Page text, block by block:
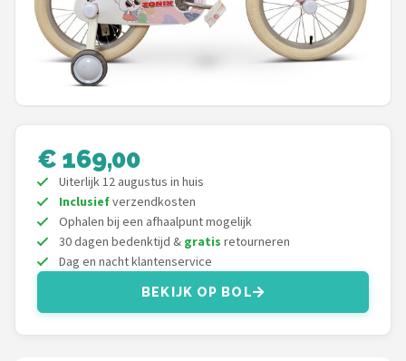
Basil
Volare
New Looxs
BBB Cycling
Schwalbe
Voltano
€ 169,00
Uiterlijk 12 augustus in huis
Inclusiefverzendkosten
Ophalen bij een afhaalpunt mogelijk
30 dagen bedenktijd & gratis retourneren
Dag en nacht klantenservice
BEKIJK OP BOL